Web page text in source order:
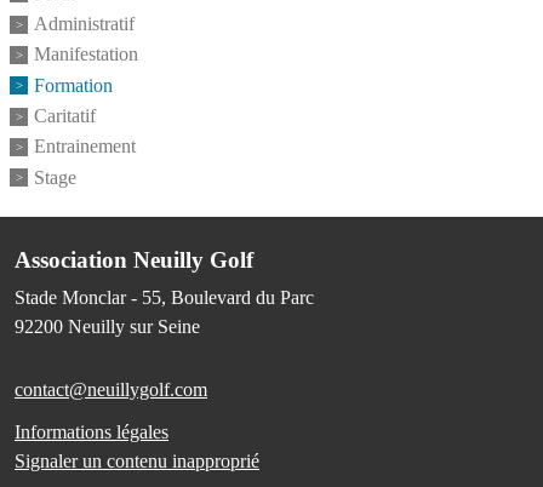
Administratif
Manifestation
Formation
Caritatif
Entrainement
Stage
Association Neuilly Golf
Stade Monclar - 55, Boulevard du Parc
92200 Neuilly sur Seine
contact@neuillygolf.com
Informations légales
Signaler un contenu inapproprié